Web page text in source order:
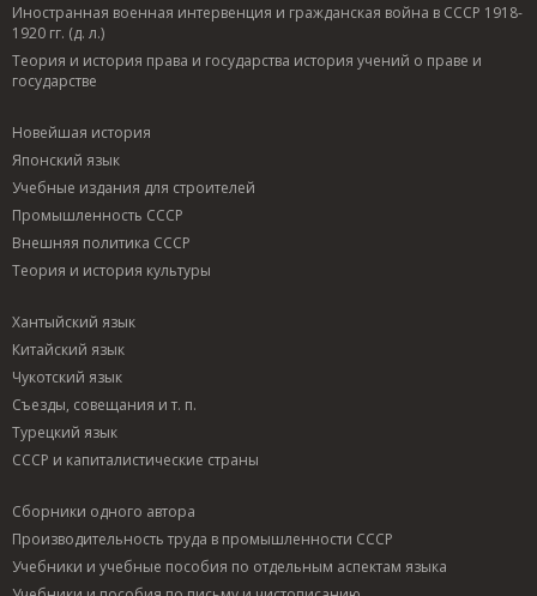
Иностранная военная интервенция и гражданская война в СССР 1918-
1920 гг. (д. л.)
Теория и история права и государства история учений о праве и
государстве
Новейшая история
Японский язык
Учебные издания для строителей
Промышленность СССР
Внешняя политика СССР
Теория и история культуры
Хантыйский язык
Китайский язык
Чукотский язык
Съезды, совещания и т. п.
Турецкий язык
СССР и капиталистические страны
Сборники одного автора
Производительность труда в промышленности СССР
Учебники и учебные пособия по отдельным аспектам языка